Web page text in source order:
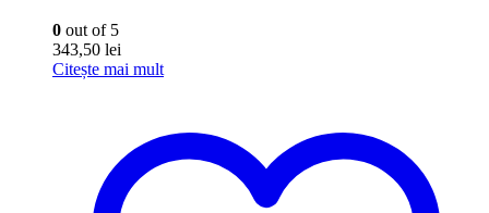
0 out of 5
343,50 lei
Citește mai mult